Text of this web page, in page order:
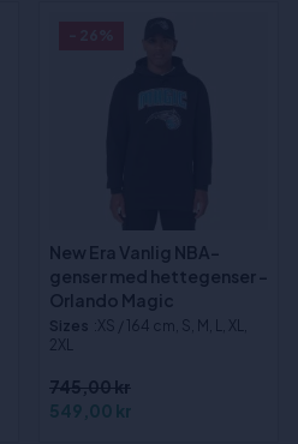
New Era Vanlig NBA-
genser med hettegenser -
Orlando Magic
Sizes :XS / 164 cm, S, M, L, XL,
2XL
745,00 kr
549,00 kr